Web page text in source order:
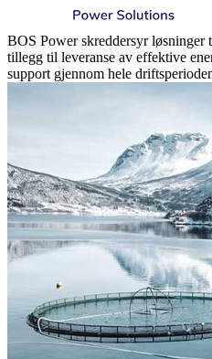
BOS Power skreddersyr løsninger
tillegg til leveranse av effektive
support gjennom hele